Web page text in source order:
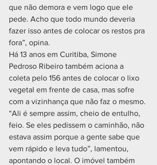
que não demora e vem logo que ele
pede. Acho que todo mundo deveria
fazer isso antes de colocar os restos pra
fora”, opina.
Há 13 anos em Curitiba, Simone
Pedroso Ribeiro também aciona a
coleta pelo 156 antes de colocar o lixo
vegetal em frente de casa, mas sofre
com a vizinhança que não faz o mesmo.
“Ali é sempre assim, cheio de entulho,
feio. Se eles pedissem o caminhão, não
estava assim porque a gente sabe que
vem rápido e leva tudo”, lamentou,
apontando o local. O imóvel também